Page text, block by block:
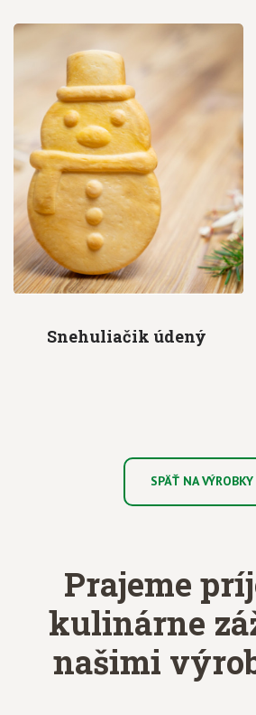
Snehuliačik údený
SPÄŤ NA VÝROBKY
Prajeme
kulinárne
našimi